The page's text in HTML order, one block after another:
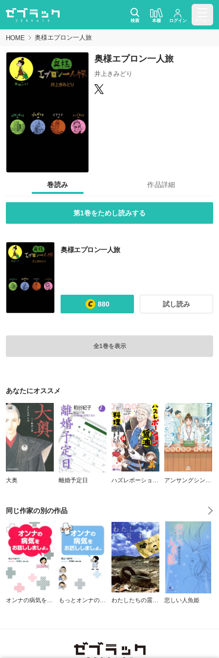
検索 本棚 ログイン
HOME 奥様エプロン一人旅
奥様エプロン一人旅
井上きみどり
巻読み 作品詳細
第1巻をためし読みする
奥様エプロン一人旅
880 試し読み
全1巻を表示
あなたにオススメ
大奥 離婚予定日
同じ作家の別の作品
悲しい人魚姫